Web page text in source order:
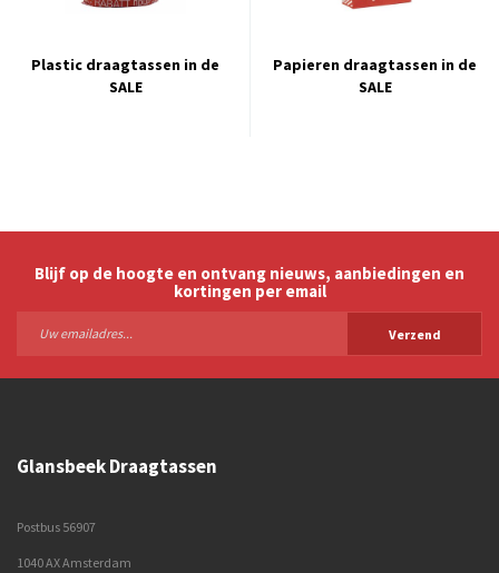
Plastic draagtassen in de
SALE
Papieren draagtassen in de
SALE
Blijf op de hoogte en ontvang nieuws, aanbiedingen en
kortingen per email
Verzend
Glansbeek Draagtassen
Postbus 56907
1040 AX Amsterdam